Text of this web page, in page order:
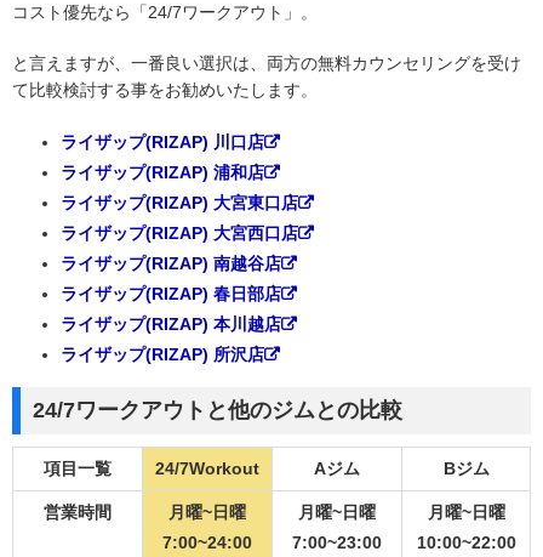
コスト優先なら「24/7ワークアウト」。
と言えますが、一番良い選択は、両方の無料カウンセリングを受け
て比較検討する事をお勧めいたします。
ライザップ(RIZAP) 川口店
ライザップ(RIZAP) 浦和店
ライザップ(RIZAP) 大宮東口店
ライザップ(RIZAP) 大宮西口店
ライザップ(RIZAP) 南越谷店
ライザップ(RIZAP) 春日部店
ライザップ(RIZAP) 本川越店
ライザップ(RIZAP) 所沢店
24/7ワークアウトと他のジムとの比較
項目一覧 24/7Workout Aジム Bジム
営業時間
月曜~日曜
7:00~24:00
月曜~日曜
7:00~23:00
月曜~日曜
10:00~22:00